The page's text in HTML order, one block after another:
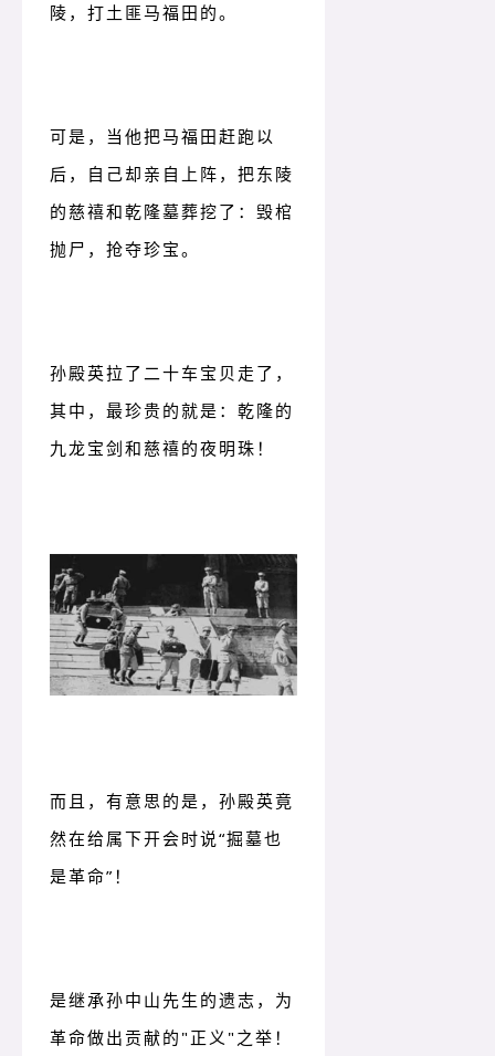
陵，打土匪马福田的。
可是，当他把马福田赶跑以
后，自己却亲自上阵，把东陵
的慈禧和乾隆墓葬挖了：毁棺
抛尸，抢夺珍宝。
孙殿英拉了二十车宝贝走了，
其中，最珍贵的就是：乾隆的
九龙宝剑和慈禧的夜明珠！
而且，有意思的是，孙殿英竟
然在给属下开会时说“掘墓也
是革命”！
是继承孙中山先生的遗志，为
革命做出贡献的"正义"之举！